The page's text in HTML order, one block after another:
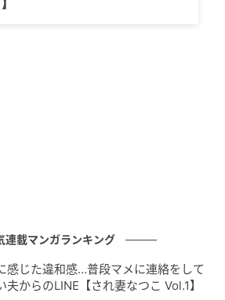
』生披露に高まる期待
連載マンガランキング
感じた違和感…普段マメに連絡をして
夫からのLINE【され妻なつこ Vol.1】